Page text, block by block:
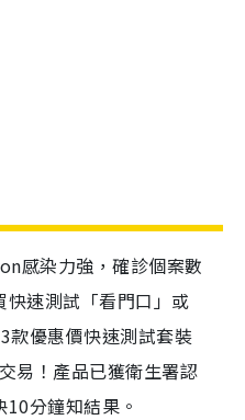
感染力強，確診個案數
速測試「看門口」或
款優惠價快速測試套裝
易！產品已獲衛生署認
分鐘知結果。